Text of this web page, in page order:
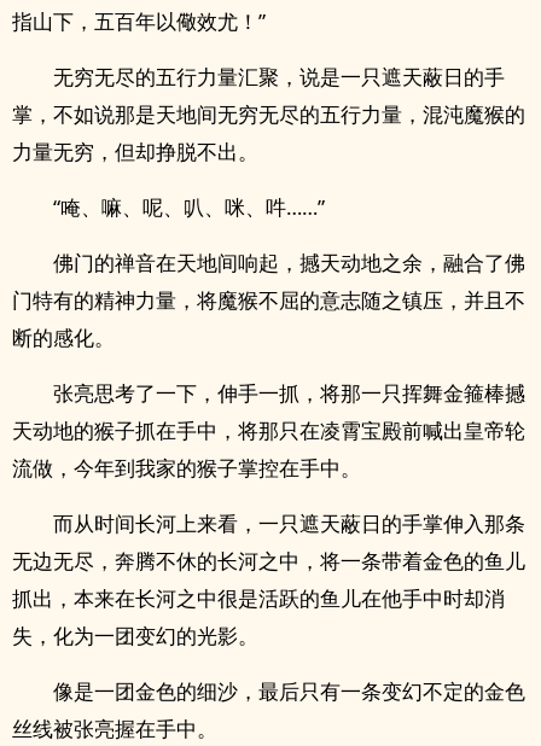
指山下，五百年以儆效尤！”
无穷无尽的五行力量汇聚，说是一只遮天蔽日的手
掌，不如说那是天地间无穷无尽的五行力量，混沌魔猴的
力量无穷，但却挣脱不出。
“唵、嘛、呢、叭、咪、吽……”
佛门的禅音在天地间响起，撼天动地之余，融合了佛
门特有的精神力量，将魔猴不屈的意志随之镇压，并且不
断的感化。
张亮思考了一下，伸手一抓，将那一只挥舞金箍棒撼
天动地的猴子抓在手中，将那只在凌霄宝殿前喊出皇帝轮
流做，今年到我家的猴子掌控在手中。
而从时间长河上来看，一只遮天蔽日的手掌伸入那条
无边无尽，奔腾不休的长河之中，将一条带着金色的鱼儿
抓出，本来在长河之中很是活跃的鱼儿在他手中时却消
失，化为一团变幻的光影。
像是一团金色的细沙，最后只有一条变幻不定的金色
丝线被张亮握在手中。